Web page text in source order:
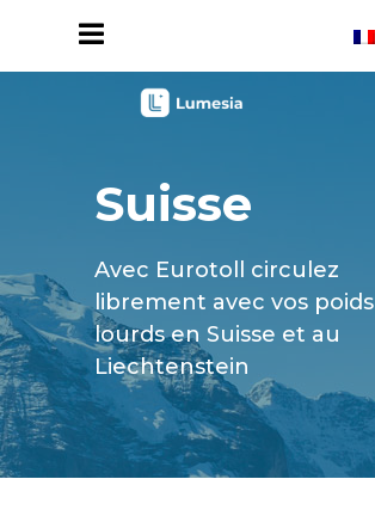
Suisse
Avec Eurotoll circulez
librement avec vos poids
lourds en Suisse et au
Liechtenstein